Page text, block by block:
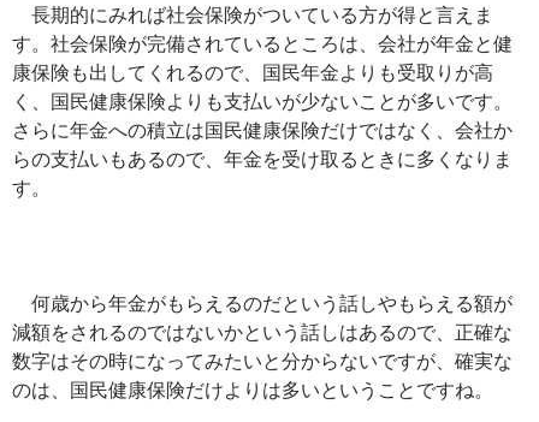
長期的にみれば社会保険がついている方が得と言えま
す。社会保険が完備されているところは、会社が年金と健
康保険も出してくれるので、国民年金よりも受取りが高
く、国民健康保険よりも支払いが少ないことが多いです。
さらに年金への積立は国民健康保険だけではなく、会社か
らの支払いもあるので、年金を受け取るときに多くなりま
す。
何歳から年金がもらえるのだという話しやもらえる額が
減額をされるのではないかという話しはあるので、正確な
数字はその時になってみたいと分からないですが、確実な
のは、国民健康保険だけよりは多いということですね。